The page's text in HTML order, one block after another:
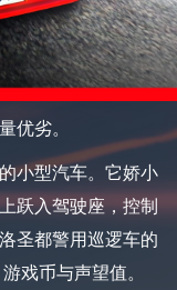
优劣。
小型汽车。它娇小
跃入驾驶座，控制
圣都警用巡逻车的
戏币与声望值。